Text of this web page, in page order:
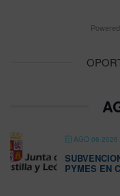
AGO 06 2026
PYMES EN